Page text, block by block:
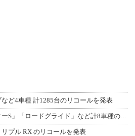
など4車種 計1285台のリコールを発表
リプル RX のリコールを発表